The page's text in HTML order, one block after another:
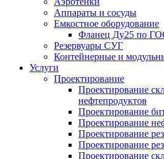
Аппараты и сосуды
Емкостное оборудование
Фланец Ду25 по
Резервуары СУГ
Контейнерные и
Услуги
Проектирование
Проектирование
нефтепродуктов
Проектирование
Проектирование
Проектирование
Проектирование
Проектирование